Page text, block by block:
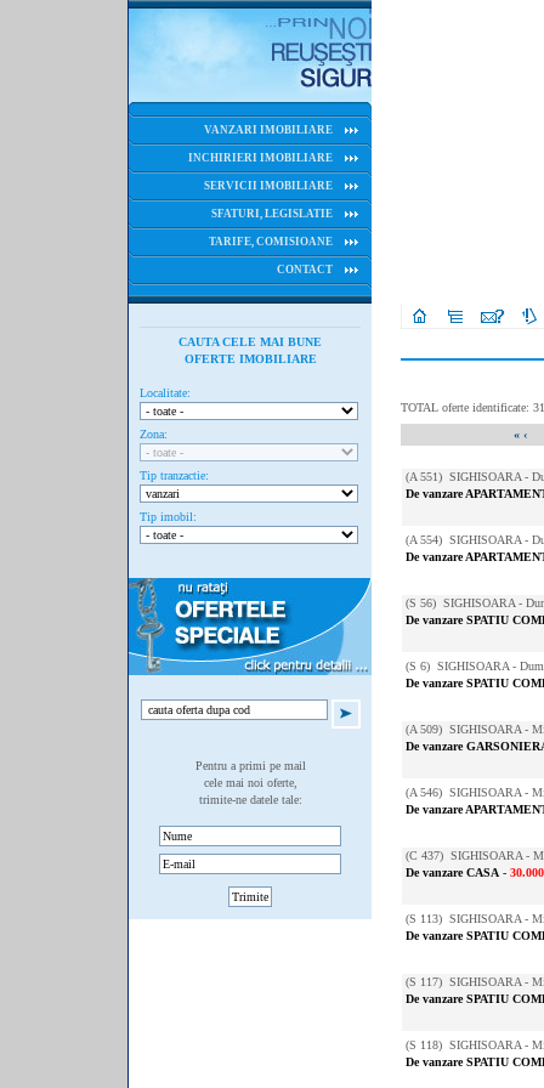
VANZARI IMOBILIARE
INCHIRIERI IMOBILIARE
SERVICII IMOBILIARE
SFATURI, LEGISLATIE
TARIFE, COMISIOANE
CONTACT
CAUTA CELE MAI BUNE
OFERTE IMOBILIARE
Localitate:
Zona:
Tip tranzactie:
Tip imobil:
Pentru a primi pe mail
cele mai noi oferte,
trimite-ne datele tale:
TOTAL oferte identificate:
« ‹
(A 551) SIGHISOARA -
De vanzare
(A 554) SIGHISOARA -
De vanzare
(S 56) SIGHISOARA -
De vanzare SPATIU
(S 6) SIGHISOARA -
De vanzare SPATIU
(A 509) SIGHISOARA -
De vanzare
(A 546) SIGHISOARA -
De vanzare
(C 437) SIGHISOARA -
De vanzare CASA -
(S 113) SIGHISOARA -
De vanzare SPATIU
(S 117) SIGHISOARA -
De vanzare SPATIU
(S 118) SIGHISOARA -
De vanzare SPATIU